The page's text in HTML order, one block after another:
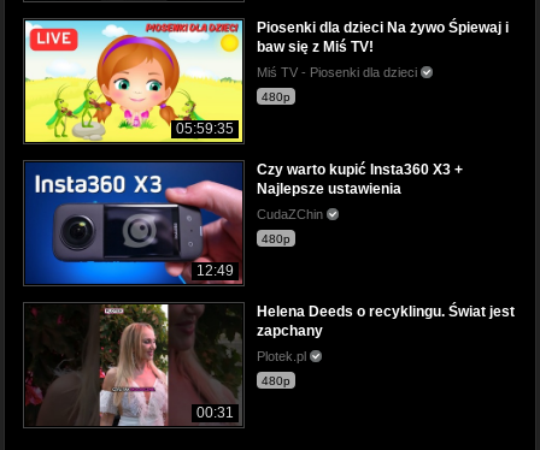
05:59:35
Piosenki dla dzieci Na żywo Śpiewaj i
baw się z Miś TV!
Miś TV - Piosenki dla dzieci
480p
12:49
Czy warto kupić Insta360 X3 +
Najlepsze ustawienia
CudaZChin
480p
00:31
Helena Deeds o recyklingu. Świat jest
zapchany
Plotek.pl
480p